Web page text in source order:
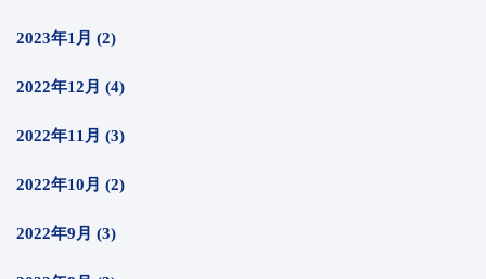
2023年1月 (2)
2022年12月 (4)
2022年11月 (3)
2022年10月 (2)
2022年9月 (3)